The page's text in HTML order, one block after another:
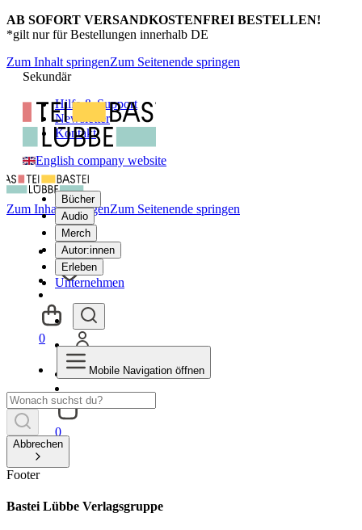
AB SOFORT VERSANDKOSTENFREI BESTELLEN!
*gilt nur für Bestellungen innerhalb DE
Zum Inhalt springenZum Seitenende springen
Sekundär
Hilfe & Support
Newsletter
Kontakt
English company website
Bücher
Audio
Merch
Autor:innen
Erleben
Unternehmen
0
Zum Inhalt springenZum Seitenende springen
0
Mobile Navigation öffnen
Abbrechen
Footer
Bastei Lübbe Verlagsgruppe